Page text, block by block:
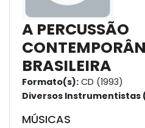
A PERCUSSÃO
BRASILEIRA
Formato(s): CD (1993)
Diversos Instrumentistas
MÚSICAS